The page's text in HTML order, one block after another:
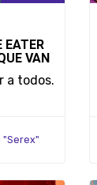
EATER
VAN
a todos.
"Serex"